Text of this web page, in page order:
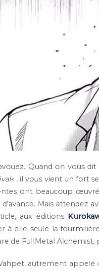
Quand on vous dit
« , il vous vient un fort
ont beaucoup
d’avance. Mais attendez
aux éditions
à elle seule la
de FullMetal Alchemist,
autrement appelé